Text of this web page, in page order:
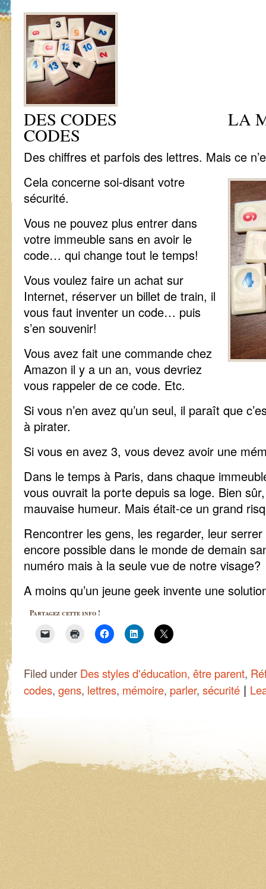
DES CODES LA
CODES
Des chiffres et parfois des lettres. Mais ce
Cela concerne soi-disant votre
sécurité.
Vous ne pouvez plus entrer dans
votre immeuble sans en avoir le
code… qui change tout le temps!
Vous voulez faire un achat sur
Internet, réserver un billet de train, il
vous faut inventer un code… puis
s’en souvenir!
Vous avez fait une commande chez
Amazon il y a un an, vous devriez
vous rappeler de ce code. Etc.
Si vous n’en avez qu’un seul, il paraît que
à pirater.
Si vous en avez 3, vous devez avoir une
Dans le temps à Paris, dans chaque
vous ouvrait la porte depuis sa loge. Bien
mauvaise humeur. Mais était-ce un grand
Rencontrer les gens, les regarder, leur
encore possible dans le monde de demain
numéro mais à la seule vue de notre visage?
A moins qu’un jeune geek invente une
Partagez cette info !
Filed under Des styles d'éducation, être parent,
codes, gens, lettres, mémoire, parler, sécurité |